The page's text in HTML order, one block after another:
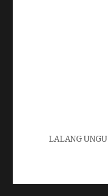
LALANG UNGU